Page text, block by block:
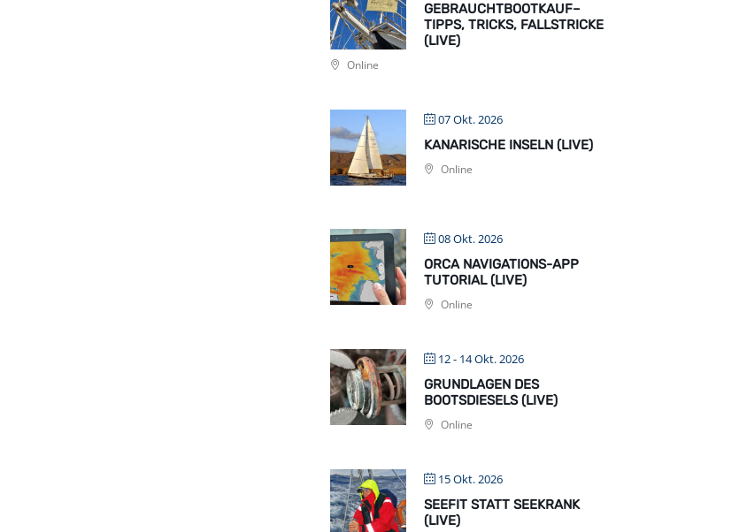
GEBRAUCHTBOOTKAUF–
TIPPS, TRICKS, FALLSTRICKE
(LIVE)
Online
07 Okt. 2026
KANARISCHE INSELN (LIVE)
Online
08 Okt. 2026
ORCA NAVIGATIONS-APP
TUTORIAL (LIVE)
Online
12 - 14 Okt. 2026
GRUNDLAGEN DES
BOOTSDIESELS (LIVE)
Online
15 Okt. 2026
SEEFIT STATT SEEKRANK
(LIVE)